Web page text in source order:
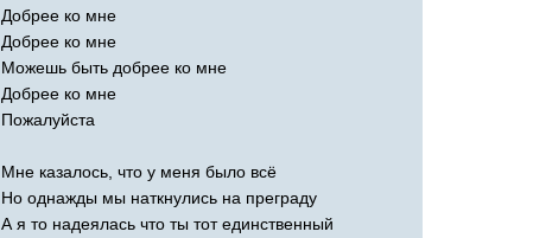
Добрее ко мне
Добрее ко мне
Можешь быть добрее ко мне
Добрее ко мне
Пожалуйста
Мне казалось, что у меня было всё
Но однажды мы наткнулись на преграду
А я то надеялась что ты тот единственный